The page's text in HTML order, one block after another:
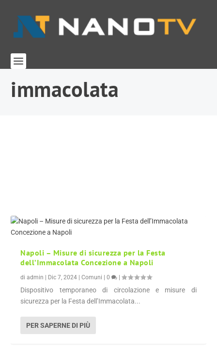
immacolata
Napoli – Misure di sicurezza per la Festa
dell’Immacolata Concezione a Napoli
diadmin Dic 7, 2024 |Comuni |0 |
Dispositivo temporaneo di circolazione e misure di
sicurezza per la Festa dell’Immacolata...
PER SAPERNE DI PIÙ